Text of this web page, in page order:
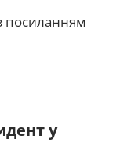
посиланням
у